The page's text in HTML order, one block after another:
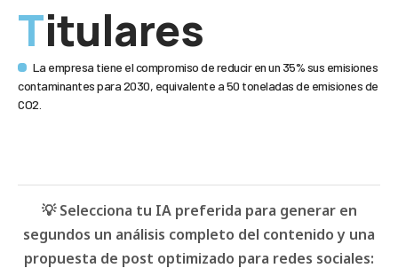
Titulares
La empresa tiene el compromiso de reducir en un 35% sus emisiones
contaminantes para 2030, equivalente a 50 toneladas de emisiones de
CO2.
💡 Selecciona tu IA preferida para generar en
segundos un análisis completo del contenido y una
propuesta de post optimizado para redes sociales: